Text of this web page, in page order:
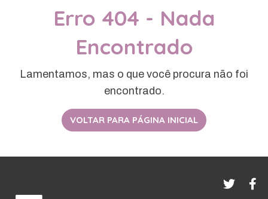
Erro 404 - Nada
Encontrado
Lamentamos, mas o que você procura não foi
encontrado.
VOLTAR PARA PÁGINA INICIAL